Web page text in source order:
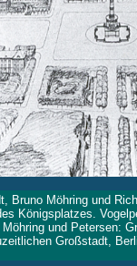
Bruno Möhring und
Königsplatzes.
und Petersen:
Großstadt,